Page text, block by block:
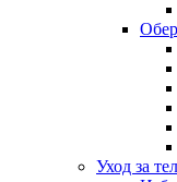
Уход за